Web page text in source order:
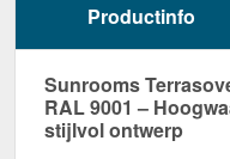
Productinfo
Sunrooms
RAL 9001 –
stijlvol ontwerp